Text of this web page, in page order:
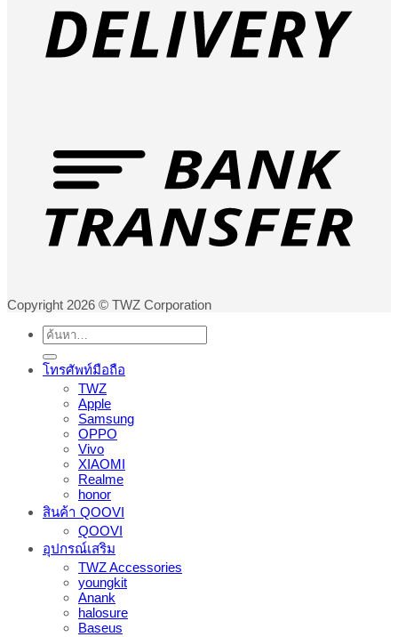
Copyright 2026 © TWZ Corporation
ค้นหา:
โทรศัพท์มือถือ
TWZ
Apple
Samsung
OPPO
Vivo
XIAOMI
Realme
honor
สินค้า QOOVI
QOOVI
อุปกรณ์เสริม
TWZ Accessories
youngkit
Anank
halosure
Baseus